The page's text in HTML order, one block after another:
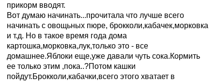
прикорм вводят.
Вот думаю начинать...прочитала что лучше всего
начинать с овощьных пюре, брокколи,кабачек,морковка
и т.д. Но в такое время года дома
картошка,морковка,лук,только это - все
домашнее.Яблоки еще,уже давали чуть сока.Кормить
ее только этим ,пока..?Потом кашки
пойдут.Брокколи,кабачки,всего этого хватает в